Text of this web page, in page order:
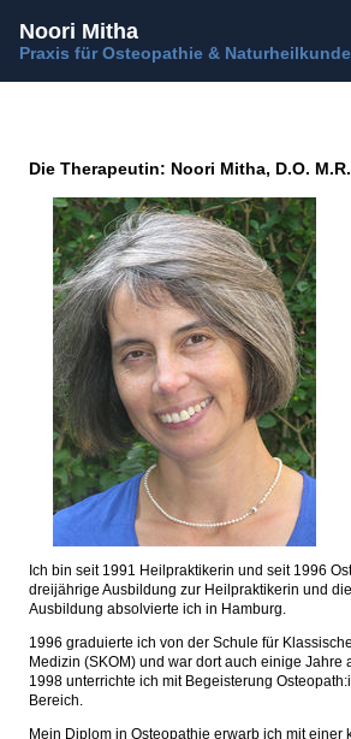
Noori Mitha
Praxis für Osteopathie & Naturheilkunde
Die Therapeutin: Noori Mitha, D.O.
Ich bin seit 1991 Heilpraktikerin und seit 1996
dreijährige Ausbildung zur Heilpraktikerin und
Ausbildung absolvierte ich in Hamburg.
1996 graduierte ich von der Schule für
Medizin (SKOM) und war dort auch einige Jahre
1998 unterrichte ich mit Begeisterung
Bereich.
Mein Diplom in Osteopathie erwarb ich mit einer